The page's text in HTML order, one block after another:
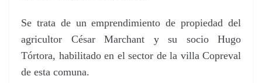
Se trata de un emprendimiento de propiedad del
agricultor César Marchant y su socio Hugo
Tórtora, habilitado en el sector de la villa Copreval
de esta comuna.